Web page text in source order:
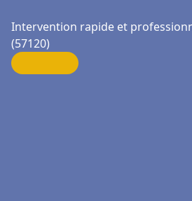
Intervention rapide et
(57120)